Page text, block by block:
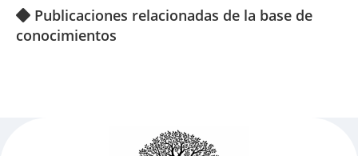
Publicaciones relacionadas de la base de
conocimientos